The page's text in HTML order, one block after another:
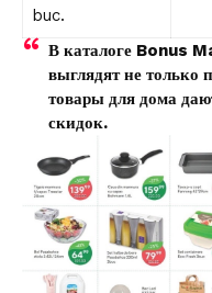
buc.
В каталоге Bonus
выглядят не только
товары для дома
скидок.